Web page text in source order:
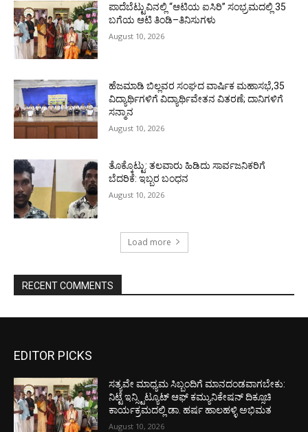
ಪಾದೆಬೆಟ್ಟುವಿನಲ್ಲಿ “ಆಟಿಯ ಐಸಿರಿ’’ ಸಂಭ್ರಮದಲ್ಲಿ 35
ಬಗೆಯ ಆಟಿ ತಿಂಡಿ–ತಿನಿಸುಗಳು
August 10, 2026
ಹೆಜಮಾಡಿ ಬಿಲ್ಲವರ ಸಂಘದ ವಾರ್ಷಿಕ ಮಹಾಸಭೆ,35
ವಿದ್ಯಾರ್ಥಿಗಳಿಗೆ ವಿದ್ಯಾರ್ಥಿವೇತನ ವಿತರಣೆ; ದಾನಿಗಳಿಗೆ
ಸನ್ಮಾನ
August 10, 2026
ತೊಕ್ಕೊಟ್ಟು: ತಲವಾರು ಹಿಡಿದು ಸಾರ್ವಜನಿಕರಿಗೆ
ಬೆದರಿಕೆ: ಇಬ್ಬರ ಬಂಧನ
August 10, 2026
Load more
RECENT COMMENTS
EDITOR PICKS
ಸತ್ಯವೇ ಮಾಧ್ಯಮ ಸಿಬ್ಬಂದಿಗೆ ಮಾನದಂಡವಾಗಬೇಕು:
ನಿಟ್ಟೆ ಇನ್ಸ್ಟಿಟ್ಯೂಟ್ ಆಫ್ ಕಮ್ಯುನಿಕೇಷನ್ ದಿಕ್ಸೂಚಿ
ಕಾರ್ಯಕ್ರಮದಲ್ಲಿ ಡಾ. ಹರ್ಷ ಹಾಲಹಳ್ಳಿ ಅಭಿಮತ
August 10, 2026